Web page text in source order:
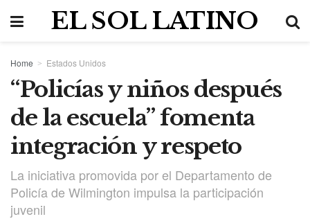
EL SOL LATINO
Home Estados Unidos
“Policías y niños después
de la escuela” fomenta
integración y respeto
La iniciativa promovida por el Departamento de
Policía de Wilmington impulsa la participación
juvenil